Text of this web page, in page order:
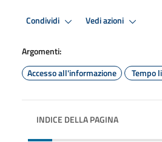
Condividi Vedi azioni
Argomenti:
Accesso all'informazione
Tempo
INDICE DELLA PAGINA